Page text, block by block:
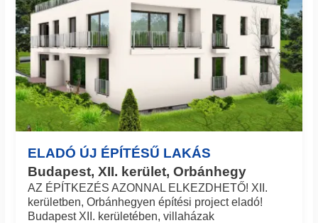
ELADÓ ÚJ ÉPÍTÉSŰ LAKÁS
Budapest, XII. kerület, Orbánhegy
AZ ÉPÍTKEZÉS AZONNAL ELKEZDHETŐ! XII.
kerületben, Orbánhegyen építési project eladó!
Budapest XII. kerületében, villaházak